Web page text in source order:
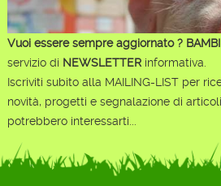
Vuoi essere sempre aggiornato ?
servizio di NEWSLETTERinformativa.
Iscriviti subito alla MAILING-LIST per
novità, progetti e segnalazione di
potrebbero interessarti...